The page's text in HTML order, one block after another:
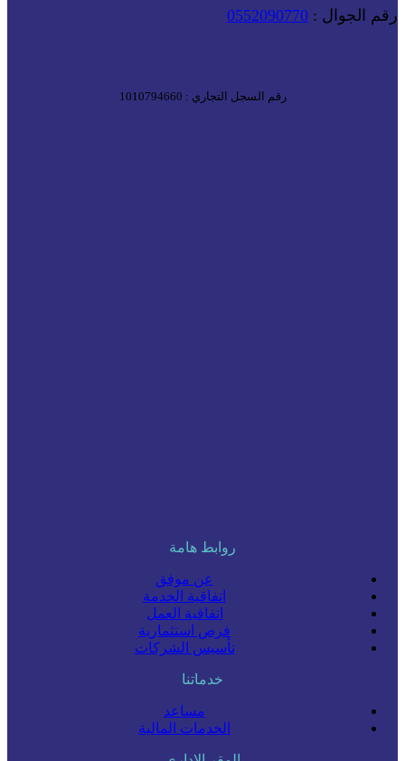
رقم الجوال : 0552090770
رقم السجل التجاري : 1010794660
روابط هامة
عن موفق
اتفاقية الخدمة
اتفاقية العمل
فرص استثمارية
تأسيس الشركات
خدماتنا
مساعد
الخدمات المالية